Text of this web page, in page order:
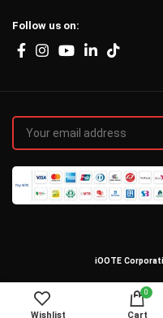
Follow us on:
iOOTE
Wishlist
0
Cart